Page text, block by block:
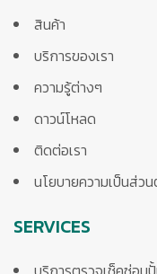
สินค้า
บริการของเรา
ความรู้ต่างๆ
ดาวน์โหลด
ติดต่อเรา
นโยบายความเป็นส่ว
SERVICES